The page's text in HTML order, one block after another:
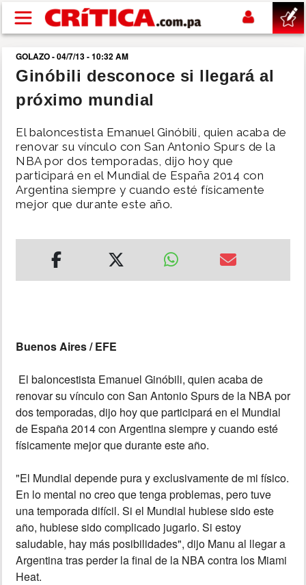
Pasar al contenido principal
buscar
SUCESOS
NACIONAL
POLÍTICA
DEPORTES
IMPRESO
GOLAZO - 04/7/13 - 10:32 AM
Ginóbili desconoce si llegará al
próximo mundial
El baloncestista Emanuel Ginóbili, quien acaba de
renovar su vínculo con San Antonio Spurs de la
NBA por dos temporadas, dijo hoy que
participará en el Mundial de España 2014 con
Argentina siempre y cuando esté físicamente
mejor que durante este año.
Buenos Aires / EFE
El baloncestista Emanuel Ginóbili, quien acaba de
renovar su vínculo con San Antonio Spurs de la NBA por
dos temporadas, dijo hoy que participará en el Mundial
de España 2014 con Argentina siempre y cuando esté
físicamente mejor que durante este año.
"El Mundial depende pura y exclusivamente de mi físico.
En lo mental no creo que tenga problemas, pero tuve
una temporada difícil. Si el Mundial hubiese sido este
año, hubiese sido complicado jugarlo. Si estoy
saludable, hay más posibilidades", dijo Manu al llegar a
Argentina tras perder la final de la NBA contra los Miami
Heat.